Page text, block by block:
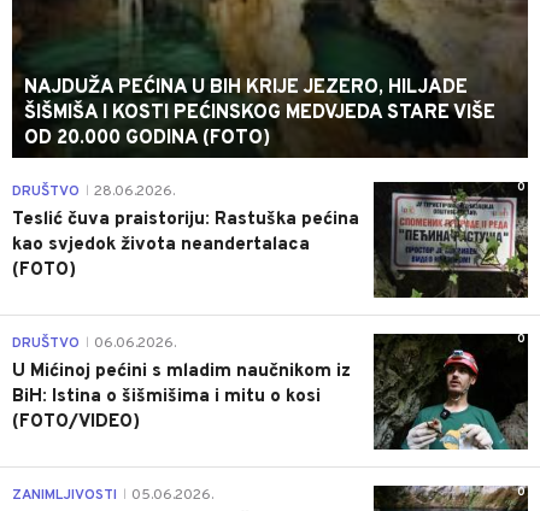
NAJDUŽA PEĆINA U BIH KRIJE JEZERO, HILJADE
ŠIŠMIŠA I KOSTI PEĆINSKOG MEDVJEDA STARE VIŠE
OD 20.000 GODINA (FOTO)
0
DRUŠTVO 28.06.2026.
Teslić čuva praistoriju: Rastuška pećina
kao svjedok života neandertalaca
(FOTO)
0
DRUŠTVO 06.06.2026.
U Mićinoj pećini s mladim naučnikom iz
BiH: Istina o šišmišima i mitu o kosi
(FOTO/VIDEO)
0
ZANIMLJIVOSTI 05.06.2026.